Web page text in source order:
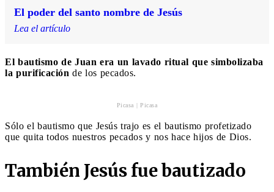
El poder del santo nombre de Jesús
Lea el artículo
El bautismo de Juan era un lavado ritual que simbolizaba
la purificación de los pecados.
Picasa | Picasa
Sólo el bautismo que Jesús trajo es el bautismo profetizado
que quita todos nuestros pecados y nos hace hijos de Dios.
También Jesús fue bautizado